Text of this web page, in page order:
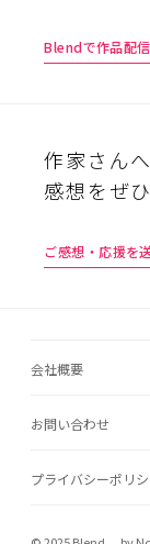
Blendで作品配
作家さん
感想をぜ
ご感想・応援を
会社概要
お問い合わせ
プライバシーポリ